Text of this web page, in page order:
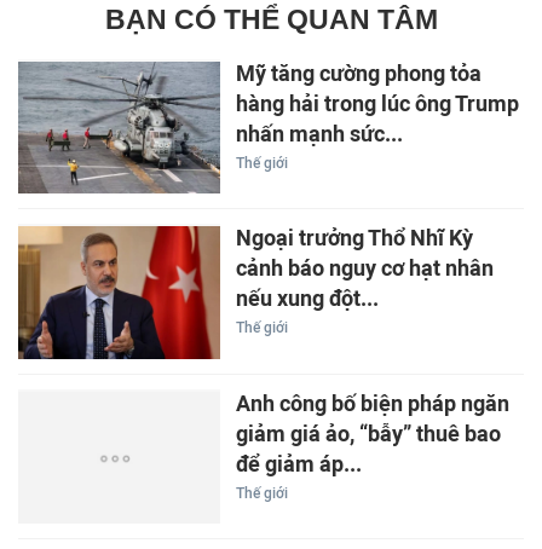
BẠN CÓ THỂ QUAN TÂM
Mỹ tăng cường phong tỏa
hàng hải trong lúc ông Trump
nhấn mạnh sức...
Thế giới
Ngoại trưởng Thổ Nhĩ Kỳ
cảnh báo nguy cơ hạt nhân
nếu xung đột...
Thế giới
Anh công bố biện pháp ngăn
giảm giá ảo, “bẫy” thuê bao
để giảm áp...
Thế giới